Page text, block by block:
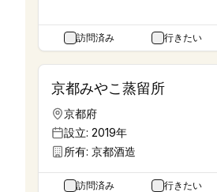
訪問済み 行きたい
京都みやこ蒸留所
京都府
設立: 2019年
所有: 京都酒造
訪問済み 行きたい